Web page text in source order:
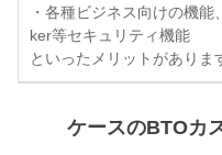
・各種ビジネス向けの機
ker等セキュリティ機能
といったメリットがありま
ケースのBTOカ